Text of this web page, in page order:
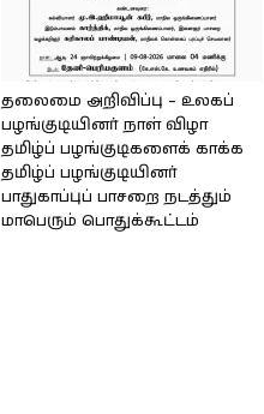
தலைமை அறிவிப்பு – உலகப்
பழங்குடியினர் நாள் விழா
தமிழ்ப் பழங்குடிகளைக் காக்க
தமிழ்ப் பழங்குடியினர்
பாதுகாப்புப் பாசறை நடத்தும்
மாபெரும் பொதுக்கூட்டம்